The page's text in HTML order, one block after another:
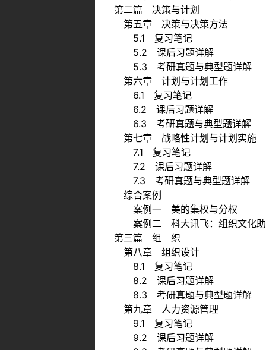
第二篇 决策与计划
第五章 决策与决策方法
5.1 复习笔记
5.2 课后习题详解
5.3 考研真题与典型题详解
第六章 计划与计划工作
6.1 复习笔记
6.2 课后习题详解
6.3 考研真题与典型题详解
第七章 战略性计划与计划实施
7.1 复习笔记
7.2 课后习题详解
7.3 考研真题与典型题详解
综合案例
案例一 美的集权与分权
案例二 科大讯飞：组织文化助
第三篇 组 织
第八章 组织设计
8.1 复习笔记
8.2 课后习题详解
8.3 考研真题与典型题详解
第九章 人力资源管理
9.1 复习笔记
9.2 课后习题详解